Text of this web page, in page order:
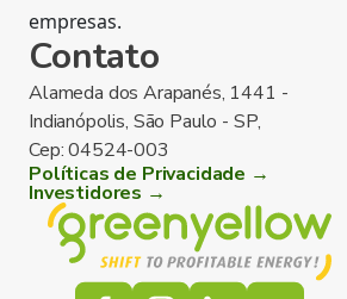
empresas.
Contato
Alameda dos Arapanés, 1441 -
Indianópolis, São Paulo - SP,
Cep: 04524-003
Políticas de Privacidade →
Investidores →